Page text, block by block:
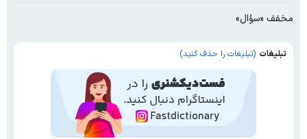
مخفف «سؤال»
تبلیغات (تبلیغات را حذف کنید)